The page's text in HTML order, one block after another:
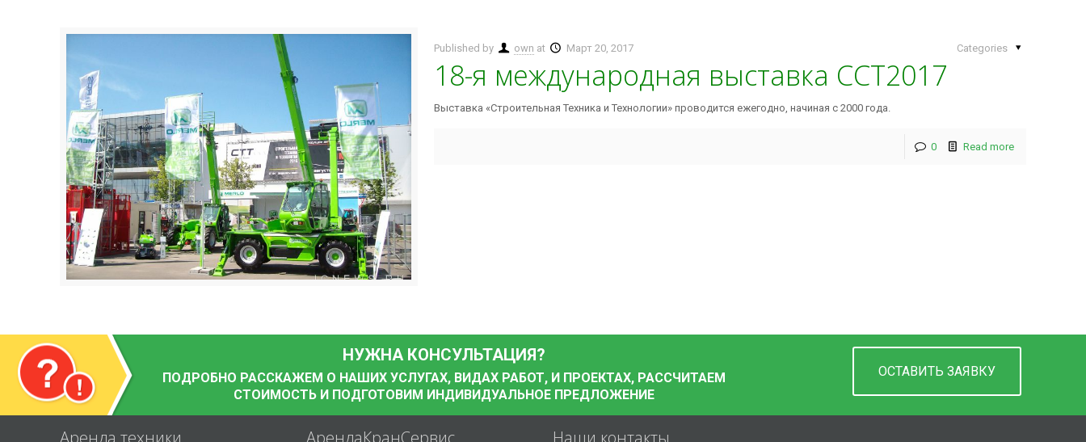
Published by own at Март 20, 2017 Categories
18-я международная выставка ССТ2017
Выставка «Строительная Техника и Технологии» проводится ежегодно, начиная с 2000 года.
0 Read more
НУЖНА КОНСУЛЬТАЦИЯ?
ПОДРОБНО РАССКАЖЕМ О НАШИХ УСЛУГАХ, ВИДАХ РАБОТ, И ПРОЕКТАХ, РАССЧИТАЕМ
СТОИМОСТЬ И ПОДГОТОВИМ ИНДИВИДУАЛЬНОЕ ПРЕДЛОЖЕНИЕ
ОСТАВИТЬ ЗАЯВКУ